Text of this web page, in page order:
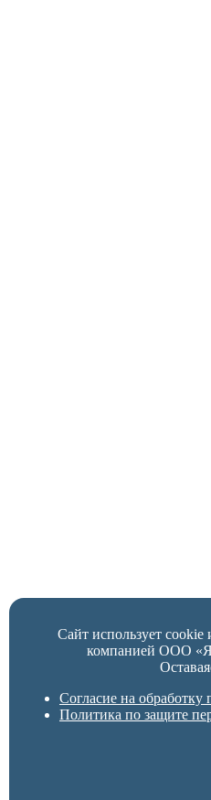
Сайт использует
компанией ООО
Согласие на
Политика по защите